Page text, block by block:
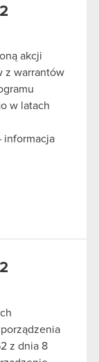
akcji
z warrantów
w latach
informacja
z dnia 8